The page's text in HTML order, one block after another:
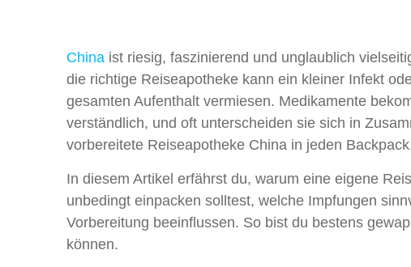
China ist riesig, faszinierend und unglaublich
die richtige Reiseapotheke kann ein kleiner Infekt
gesamten Aufenthalt vermiesen. Medikamente
verständlich, und oft unterscheiden sie sich in
vorbereitete Reiseapotheke China in jeden
In diesem Artikel erfährst du, warum eine eigene
unbedingt einpacken solltest, welche Impfungen
Vorbereitung beeinflussen. So bist du bestens
können.